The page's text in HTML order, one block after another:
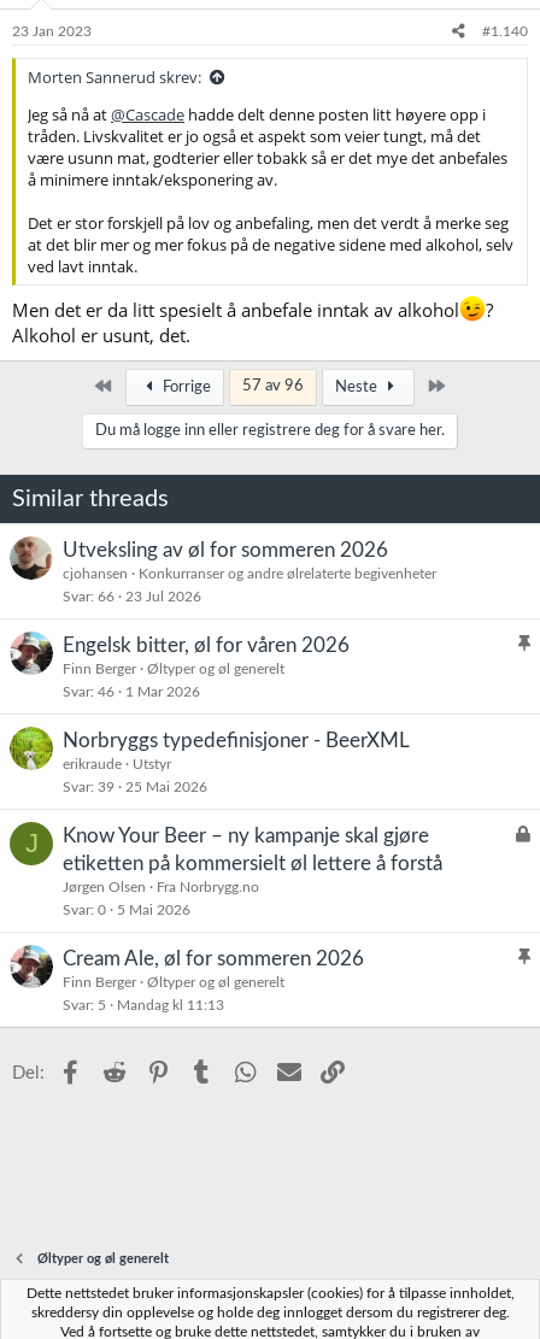
23 Jan 2023 #1.140
Morten Sannerud skrev:
Jeg så nå at@Cascade hadde delt denne posten litt høyere opp i
tråden. Livskvalitet er jo også et aspekt som veier tungt, må det
være usunn mat, godterier eller tobakk så er det mye det anbefales
å minimere inntak/eksponering av.
Det er stor forskjell på lov og anbefaling, men det verdt å merke seg
at det blir mer og mer fokus på de negative sidene med alkohol, selv
ved lavt inntak.
Men det er da litt spesielt å anbefale inntak av alkohol
?
Alkohol er usunt, det.
Først Forrige 57 av 96 Neste
Du må logge inn eller registrere deg for å svare her.
Similar threads
Utveksling av øl for sommeren 2026
cjohansen
Konkurranser og andre ølrelaterte begivenheter
Svar 66 23 Jul 2026
K
Engelsk bitter, øl for våren 2026
Finn Berger
Øltyper og øl generelt
Svar 46 1 Mar 2026
Norbryggs typedefinisjoner - BeerXML
erikraude
Utstyr
Svar 39 25 Mai 2026
J
L
Know Your Beer – ny kampanje skal gjøre
etiketten på kommersielt øl lettere å forstå
Jørgen Olsen
Fra Norbrygg.no
Svar 0 5 Mai 2026
K
s
Cream Ale, øl for sommeren 2026
Finn Berger
Øltyper og øl generelt
Svar 5 Mandag kl 11:13
Del: Facebook
Reddit PinterestTumblr WhatsApp
E-post
Øltyper og øl generelt
Norbrygg-default
Dette nettstedet bruker informasjonskapsler (cookies) for å tilpasse innholdet,
skreddersy din opplevelse og holde deg innlogget dersom du registrerer deg.
Ved å fortsette og bruke dette nettstedet, samtykker du i bruken av